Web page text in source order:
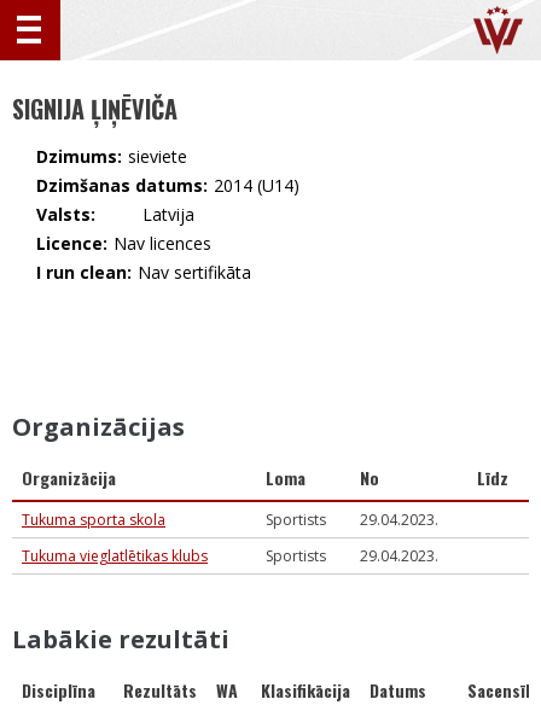
SIGNIJA ĻIŅĒVIČA
Dzimums: sieviete
Dzimšanas datums: 2014 (U14)
Valsts:
🇱🇻 Latvija
Licence: Nav licences
I run clean: Nav sertifikāta
Organizācijas
Organizācija Loma No Līdz
Tukuma sporta skola Sportists
29.04.2023.
Tukuma vieglatlētikas klubs
Sportists 29.04.2023.
Labākie rezultāti
Disciplīna Rezultāts WA Klasifikācija Datums